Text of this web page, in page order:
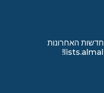
האחרונות